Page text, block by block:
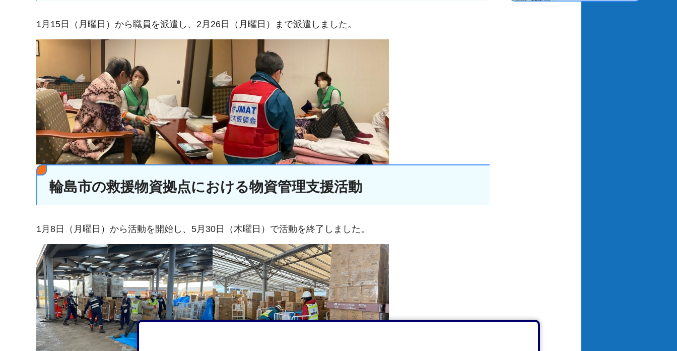
1月15日（月曜日）から職員を派遣し、2月26日（月曜日）まで派遣しました。
輪島市の救援物資拠点における物資管理支援活動
1月8日（月曜日）から活動を開始し、5月30日（木曜日）で活動を終了しました。